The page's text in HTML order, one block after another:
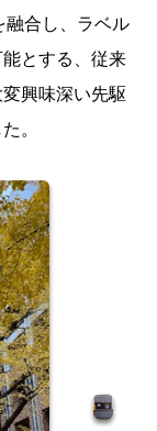
融合し、ラベル
とする、従来
興味深い先駆
。